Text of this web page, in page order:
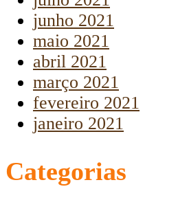
junho 2021
maio 2021
abril 2021
março 2021
fevereiro 2021
janeiro 2021
Categorias